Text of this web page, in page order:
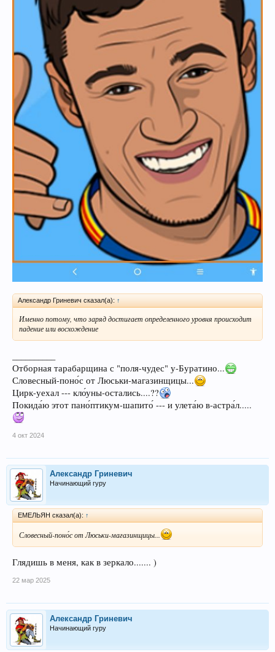
Александр Гриневич сказал(а): ↑
Именно потому, что заряд достигает определенного уровня происходит
падение или восхождение
Отборная тарабарщина с "поля-чудес" у-Буратино...
Словесный-поно́с от Люськи-магазинщицы...
Цирк-уехал --- кло́уны-остались....??
Покида́ю этот пано́птикум-шапито́ --- и улета́ю в-астра́л.....
4 окт 2024
Александр Гриневич
Начинающий гуру
ЕМЕЛЬЯН сказал(а): ↑
Словесный-поно́с от Люськи-магазинщицы...
Глядишь в меня, как в зеркало....... )
22 мар 2025
Александр Гриневич
Начинающий гуру